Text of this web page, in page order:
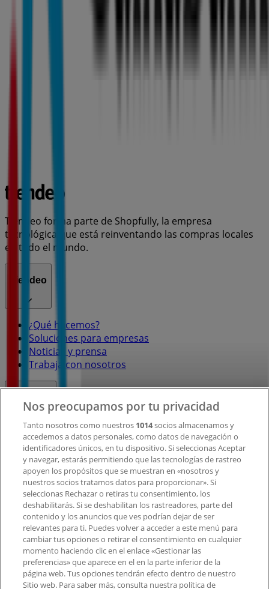
Tiendeo forma parte de Shopfully, la empresa
tecnológica que está reinventando las compras locales
en todo el mundo.
Tiendeo
¿Qué hacemos?
Soluciones para empresas
Noticias y prensa
Trabaja con nosotros
Contacto comercial y de marketing
Tienda mal colocada en el mapa
Notificar un folleto
¿Encontraste un problema en la web o en la
aplicación?
Índices
Marcas
Marcas locales
Nos preocupamos por tu privacidad
Tanto nosotros como nuestros 1014socios almacenamos y
accedemos a datos personales, como datos de navegación o
identificadores únicos, en tu dispositivo. Si seleccionas Aceptar
y navegar, estarás permitiendo que las tecnologías de rastreo
apoyen los propósitos que se muestran en «nosotros y
nuestros socios tratamos datos para proporcionar». Si
seleccionas Rechazar o retiras tu consentimiento, los
deshabilitarás. Si se deshabilitan los rastreadores, parte del
contenido y los anuncios que ves podrían dejar de ser
relevantes para ti. Puedes volver a acceder a este menú para
cambiar tus opciones o retirar el consentimiento en cualquier
momento haciendo clic en el enlace «Gestionar las
preferencias» que aparece en el en la parte inferior de la
página web. Tus opciones tendrán efecto dentro de nuestro
Sitio web. Para saber más, consulta nuestra política de